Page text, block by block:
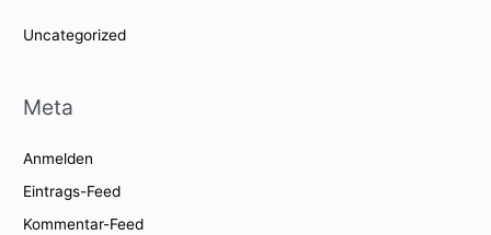
Uncategorized
Meta
Anmelden
Eintrags-Feed
Kommentar-Feed